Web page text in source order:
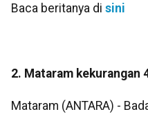
Baca beritanya di sini
2. Mataram kekurangan
Mataram (ANTARA) -